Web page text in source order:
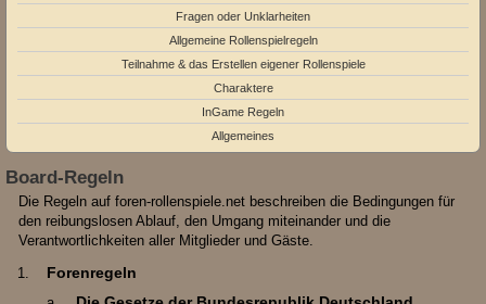
Fragen oder Unklarheiten
Allgemeine Rollenspielregeln
Teilnahme & das Erstellen eigener Rollenspiele
Charaktere
InGame Regeln
Allgemeines
Board-Regeln
Die Regeln auf foren-rollenspiele.net beschreiben die Bedingungen für
den reibungslosen Ablauf, den Umgang miteinander und die
Verantwortlichkeiten aller Mitglieder und Gäste.
Forenregeln